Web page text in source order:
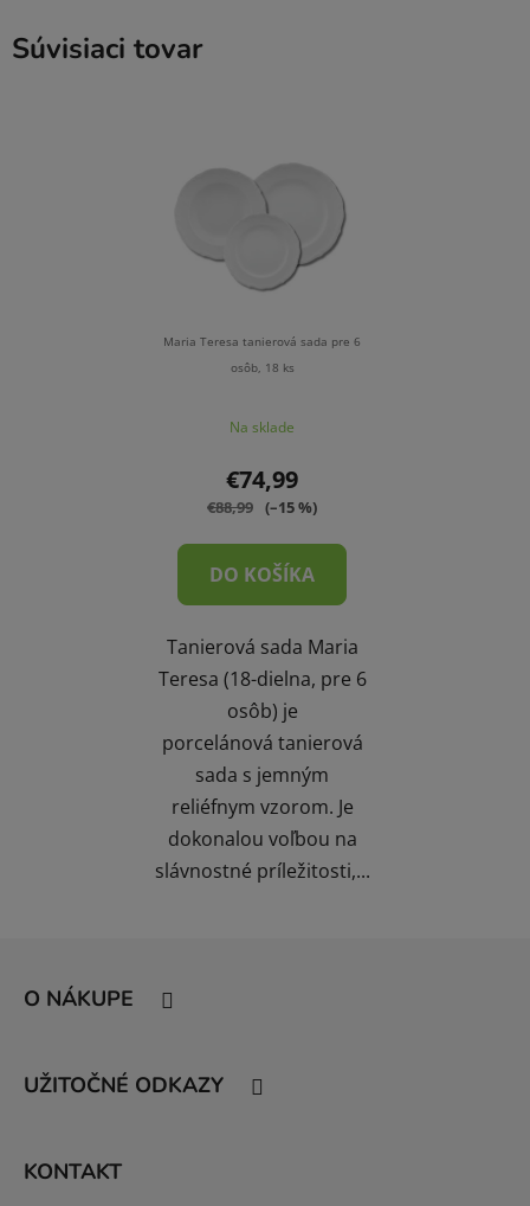
Súvisiaci tovar
Maria Teresa tanierová sada pre 6
osôb, 18 ks
Na sklade
€74,99
€88,99 (–15 %)
DO KOŠÍKA
Tanierová sada Maria
Teresa (18-dielna, pre 6
osôb) je
porcelánová tanierová
sada s jemným
reliéfnym vzorom. Je
dokonalou voľbou na
slávnostné príležitosti,...
O NÁKUPE
UŽITOČNÉ ODKAZY
KONTAKT